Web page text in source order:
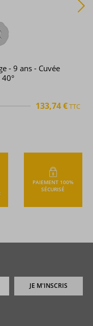
- 9 ans - Cuvée
133,74 €TTC
PAIEMENT 100%
SÉCURISÉ
JE M'INSCRIS